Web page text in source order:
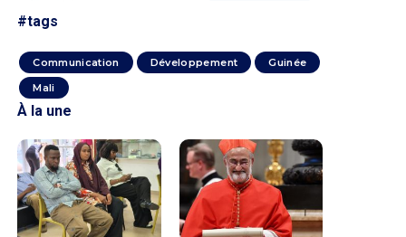
#tags
Communication Développement
Guinée
Mali
À la une